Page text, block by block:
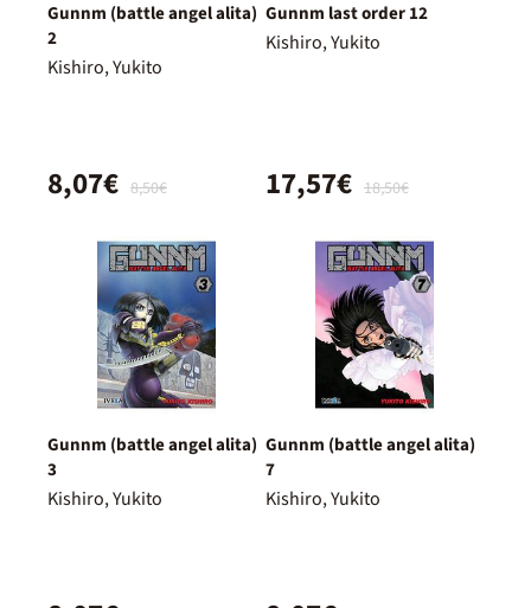
Gunnm (battle angel alita)
2
Kishiro, Yukito
8,50€
8,07€
Gunnm last order 12
Kishiro, Yukito
18,50€
17,57€
Gunnm (battle angel alita)
3
Kishiro, Yukito
Gunnm (battle angel alita)
7
Kishiro, Yukito